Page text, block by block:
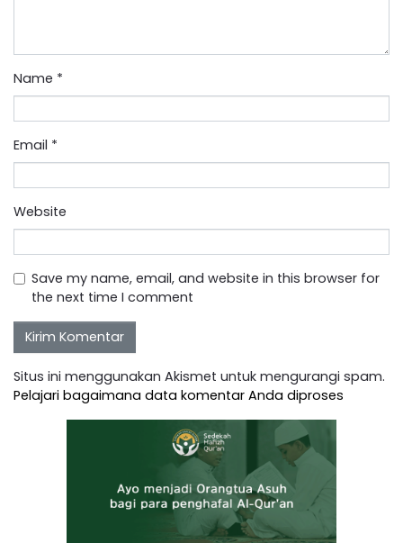
Name *
Email *
Website
Save my name, email, and website in this browser for
the next time I comment
Situs ini menggunakan Akismet untuk mengurangi spam.
Pelajari bagaimana data komentar Anda diproses